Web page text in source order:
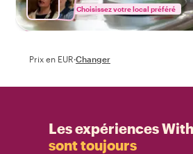
Choisissez votre local préféré
Prix en EUR·Changer
Les expériences
sont toujours